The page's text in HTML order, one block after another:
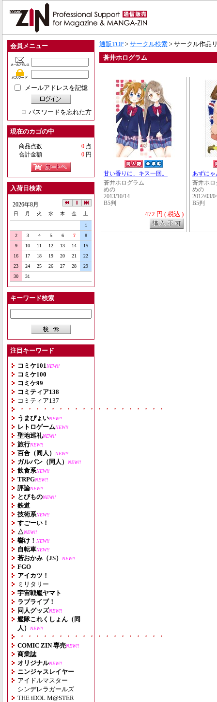
会員メニュー
メールアドレスを記憶
パスワードを忘れた方
現在のカゴの中
商品点数 0 点
合計金額
0 円
入荷日検索
2026年8月
日 月 火 水 木 金 土
1
2
3 4 5 6 7
8
9
10 11 12 13 14
15
16
17 18 19 20 21
22
23
24 25 26 27 28
29
30
31
キーワード検索
注目キーワード
コミケ101 NEW!!
コミケ100
コミケ99
コミティア138
コミティア137
・・・・・・・・・・・・・・・・・・・
うまぴょいNEW!!
レトロゲームNEW!!
聖地巡礼NEW!!
旅行NEW!!
百合（同人） NEW!!
ガルパン（同人） NEW!!
飲食系NEW!!
TRPGNEW!!
評論NEW!!
とびものNEW!!
鉄道
技術系NEW!!
すごーい！
△NEW!!
響け！ NEW!!
自転車NEW!!
若おかみ（JS） NEW!!
FGO
アイカツ！
ミリタリー
宇宙戦艦ヤマト
ラブライブ！
同人グッズNEW!!
艦隊これくしょん（同
人）
NEW!!
・・・・・・・・・・・・・・・・・・・
COMIC ZIN 専売NEW!!
商業誌
オリジナルNEW!!
ニンジャスレイヤー
アイドルマスター
シンデレラガールズ
THE iDOL M@STER
通販TOP > サークル検索 > サークル作品
蒼井ホログラム
甘い香りに、キス一回。
蒼井ホログラム
めの
2013/10/14
B5判
472 円 ( 税込 )
あずにゃ
蒼井ホロ
めの
2012/03/
B5判